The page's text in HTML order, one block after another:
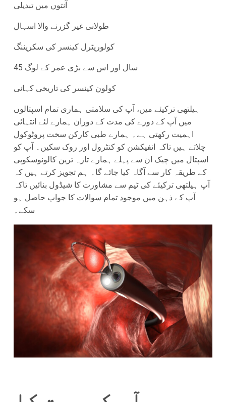
آنتوں میں تبدیلی
طولانی غیر گزرنے والا اسہال
کولوریٹرل کینسر کی سکریننگ
45 سال اور اس سے بڑی عمر کے لوگ
کولون کینسر کی تاریخی کہانی
ہیلتھی ترکیئے میں، آپ کی سلامتی ہماری تمام اسپتالوں
میں آپ کے دورے کی مدت کے دوران ہمارے لئے انتہائی
اہمیت رکھتی ہے۔ ہمارے طبی کارکن سخت پروٹوکول
چلاتے ہیں تاکہ انفیکشن کو کنٹرول اور روک سکیں۔ آپ کو
اسپتال میں چیک ان سے پہلے ہمارے تازہ ترین کالونوسکوپی
کے طریقہ کار سے آگاہ کیا جائے گا۔ ہم تجویز کرتے ہیں کہ
آپ ہیلتھی ترکیئے کی ٹیم سے مشاورت کا شیڈول بنائیں تاکہ
آپ کے ذہن میں موجود تمام سوالات کا جواب حاصل ہو
سکے۔